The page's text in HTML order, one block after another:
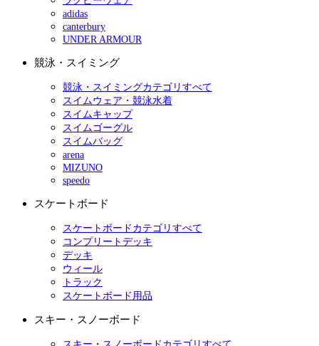
adidas
canterbury
UNDER ARMOUR
競泳・スイミング
競泳・スイミングカテゴリすべて
スイムウェア・競泳水着
スイムキャップ
スイムゴーグル
スイムバッグ
arena
MIZUNO
speedo
スケートボード
スケートボードカテゴリすべて
コンプリートデッキ
デッキ
ウィール
トラック
スケートボード用品
スキー・スノーボード